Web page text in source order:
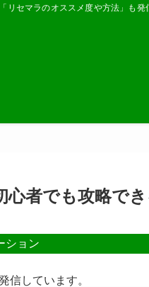
リセマラのオススメ度や方法」も発
心者でも攻略で
ション
信しています。